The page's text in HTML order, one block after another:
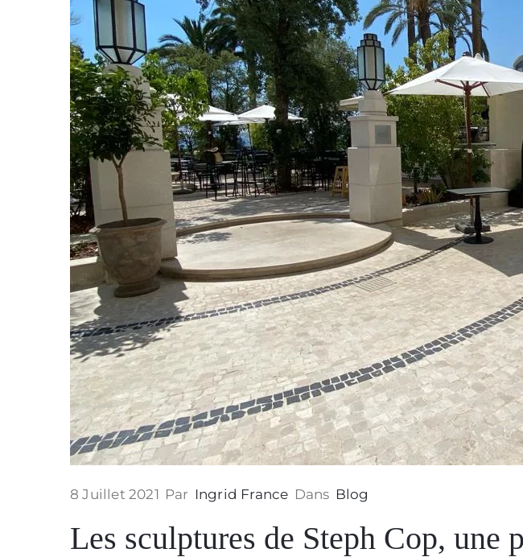
8 Juillet 2021 Par Ingrid France Dans Blog
Les sculptures de Steph Cop, une